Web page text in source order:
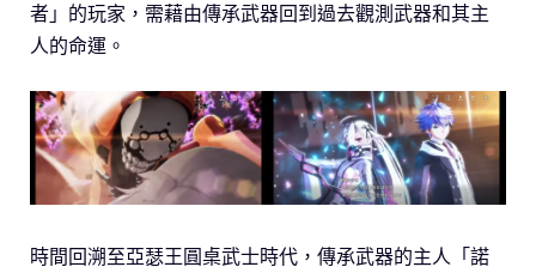
者」的玩家，需藉由傳承武器回到過去觀測武器和其主
人的命運。
時間回溯至亞瑟王圓桌武士時代，傳承武器的主人「諾